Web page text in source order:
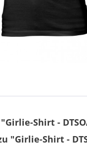
Shirt -
"Girlie-Shirt -